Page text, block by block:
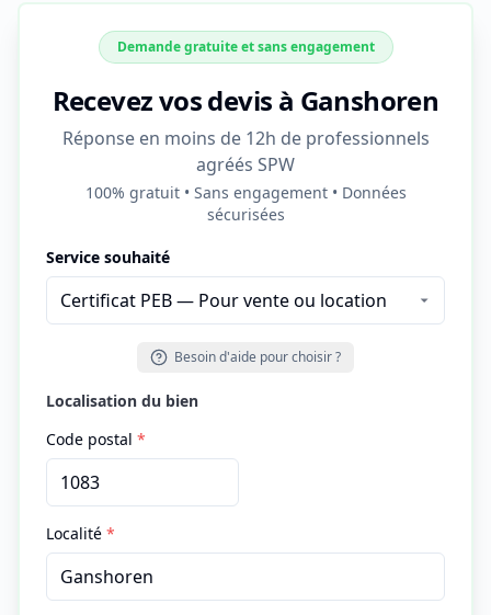
Demande gratuite et sans engagement
Recevez vos devis à Ganshoren
Réponse en moins de 12h de professionnels
agréés SPW
100% gratuit • Sans engagement • Données
sécurisées
Service souhaité
Besoin d'aide pour choisir ?
Localisation du bien
Code postal *
Localité *